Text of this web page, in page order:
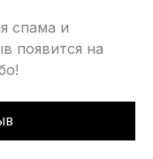
спама и
появится на